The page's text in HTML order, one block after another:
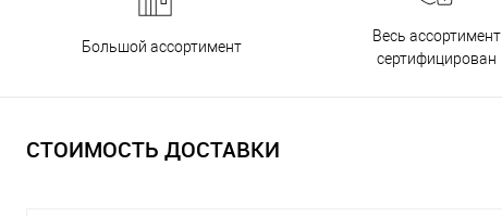
Большой ассортимент
Весь ассортимент
сертифицирован
СТОИМОСТЬ ДОСТАВКИ